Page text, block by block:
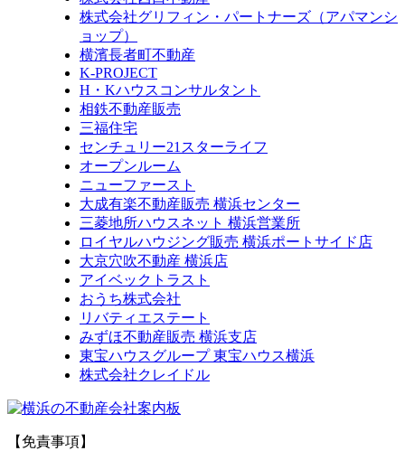
株式会社グリフィン・パートナーズ（アパマンシ
ョップ）
横濱長者町不動産
K-PROJECT
H・Kハウスコンサルタント
相鉄不動産販売
三福住宅
センチュリー21スターライフ
オープンルーム
ニューファースト
大成有楽不動産販売 横浜センター
三菱地所ハウスネット 横浜営業所
ロイヤルハウジング販売 横浜ポートサイド店
大京穴吹不動産 横浜店
アイベックトラスト
おうち株式会社
リバティエステート
みずほ不動産販売 横浜支店
東宝ハウスグループ 東宝ハウス横浜
株式会社クレイドル
【免責事項】